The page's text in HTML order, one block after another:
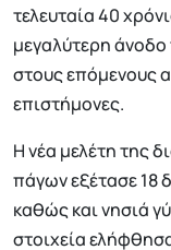
τελευταία 40
μεγαλύτερη
στους επόμενους
επιστήμονες.
Η νέα μελέτη της
πάγων εξέτασε 18
καθώς και νησιά
στοιχεία